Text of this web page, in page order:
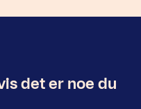
det er noe du